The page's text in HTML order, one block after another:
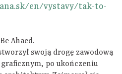
en/vystavy/tak-to-
Ahaed.
swoją drogę zawodową
po ukończeniu